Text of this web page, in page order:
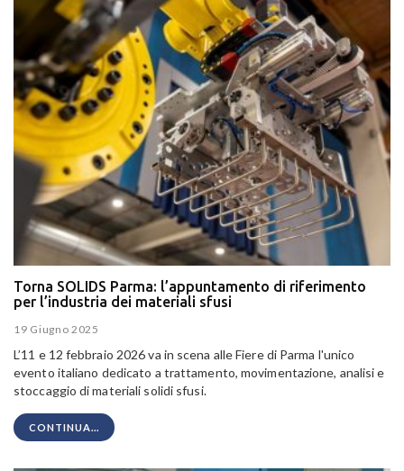
Torna SOLIDS Parma: l’appuntamento di riferimento
per l’industria dei materiali sfusi
19 Giugno 2025
L’11 e 12 febbraio 2026 va in scena alle Fiere di Parma l'unico
evento italiano dedicato a trattamento, movimentazione, analisi e
stoccaggio di materiali solidi sfusi.
CONTINUA...